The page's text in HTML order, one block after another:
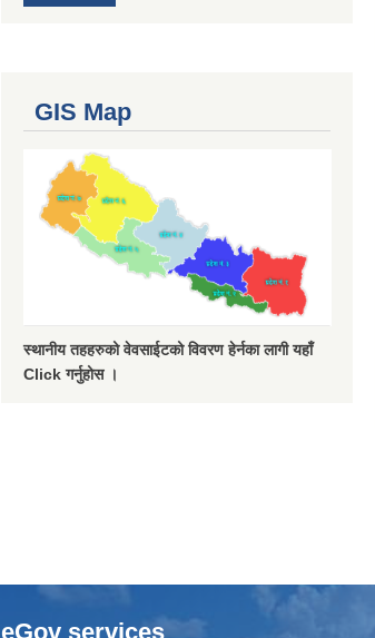
GIS Map
स्थानीय तहहरुको वेवसाईटको विवरण हेर्नका लागी यहाँ
Click गर्नुहोस ।
eGov services